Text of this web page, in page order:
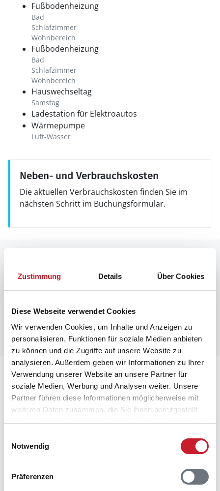
Zustimmung Details Über Cookies
Diese Webseite verwendet Cookies
Wir verwenden Cookies, um Inhalte und Anzeigen zu
personalisieren, Funktionen für soziale Medien anbieten
zu können und die Zugriffe auf unsere Website zu
analysieren. Außerdem geben wir Informationen zu Ihrer
Verwendung unserer Website an unsere Partner für
soziale Medien, Werbung und Analysen weiter. Unsere
Partner führen diese Informationen möglicherweise mit
weiteren Daten zusammen, die Sie ihnen bereitgestellt
haben oder die sie im Rahmen Ihrer Nutzung der Dienste
Notwendig
Präferenzen
Fußbodenheizung
Bad
Schlafzimmer
Wohnbereich
Fußbodenheizung
Bad
Schlafzimmer
Wohnbereich
Hauswechseltag
Samstag
Ladestation für Elektroautos
Wärmepumpe
Luft-Wasser
Neben- und Verbrauchskosten
Die aktuellen Verbrauchskosten finden Sie im
nächsten Schritt im Buchungsformular.
Lageplan
Adresse
Ferienhaus J6379
Klitdalen 65
6950 Ringkøbing